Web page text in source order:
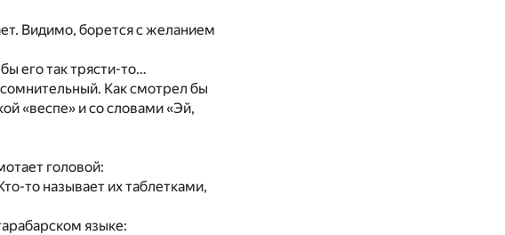
Видимо, борется с желанием
его так трясти-то…
Как смотрел бы
«веспе» и со словами «Эй,
головой:
то называет их таблетками,
языке: